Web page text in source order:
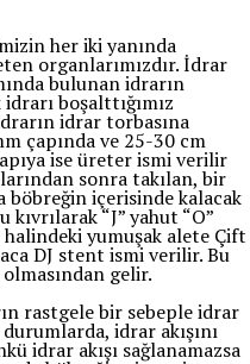
her iki yanında
organlarımızdır. İdrar
bulunan idrarın
boşalttığımız
idrar torbasına
çapında ve 25-30 cm
ise üreter ismi verilir
sonra takılan, bir
böbreğin içerisinde kalacak
“J” yahut “O”
yumuşak alete Çift
DJ stent ismi verilir. Bu
gelir.
rastgele bir sebeple idrar
idrar akışını
idrar akışı sağlanamazsa